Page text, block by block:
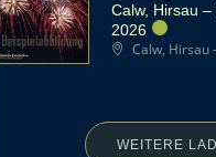
Calw, Hirsau
2026
Calw, Hirsau
WEITERE